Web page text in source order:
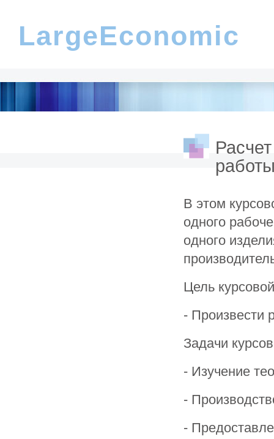
LargeEconomic
В этом
одного
одного
Цель
- Произвести
Задачи
- Изучение
-
-